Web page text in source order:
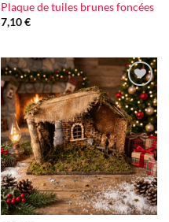
Plaque de tuiles brunes foncées
7,10€
Ajouter
à la liste
d'envie